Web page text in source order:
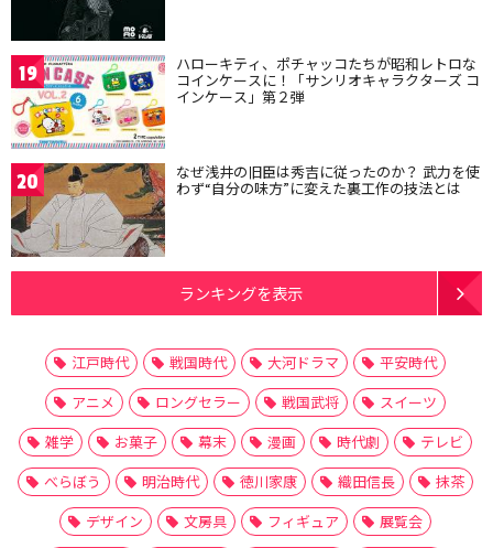
19 ハローキティ、ポチャッコたちが昭和レトロな
コインケースに！「サンリオキャラクターズ コ
インケース」第２弾
20 なぜ浅井の旧臣は秀吉に従ったのか？ 武力を使
わず“自分の味方”に変えた裏工作の技法とは
ランキングを表示
江戸時代 戦国時代 大河ドラマ
平安時代
アニメ
ロングセラー 戦国武将
スイーツ
雑学
お菓子 幕末 漫画 時代劇
テレビ
べらぼう
明治時代 徳川家康 織田信長
抹茶
デザイン
文房具 フィギュア
展覧会